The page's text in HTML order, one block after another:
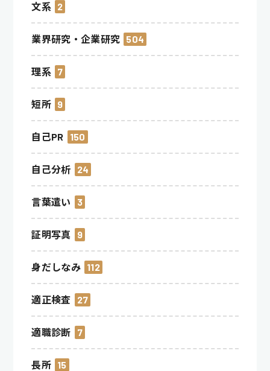
文系 2
業界研究・企業研究 504
理系 7
短所 9
自己PR 150
自己分析 24
言葉遣い 3
証明写真 9
身だしなみ 112
適正検査 27
適職診断 7
長所 15